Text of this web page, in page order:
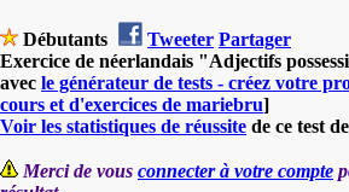
Débutants Tweeter Partager
Exercice de néerlandais "Adjectifs
avec le générateur de tests - créez votre
cours et d'exercices de mariebru]
Voir les statistiques de réussite de ce test
Merci de vous connecter à votre compte